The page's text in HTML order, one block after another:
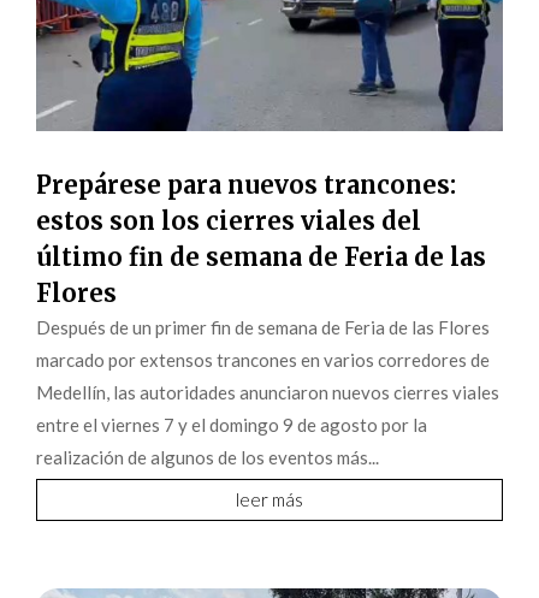
Prepárese para nuevos trancones:
estos son los cierres viales del
último fin de semana de Feria de las
Flores
Después de un primer fin de semana de Feria de las Flores
marcado por extensos trancones en varios corredores de
Medellín, las autoridades anunciaron nuevos cierres viales
entre el viernes 7 y el domingo 9 de agosto por la
realización de algunos de los eventos más...
leer más